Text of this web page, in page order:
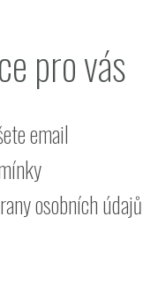
pro vás
email
osobních údajů